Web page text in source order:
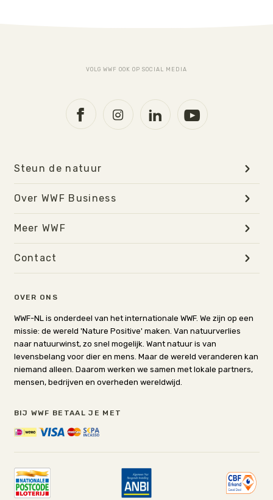
VOLG WWF OOK OP SOCIAL MEDIA
OVER ONS
WWF-NL is onderdeel van het internationale WWF. We zijn op een
missie: de wereld 'Nature Positive' maken. Van natuurverlies
naar natuurwinst, zo snel mogelijk. Want natuur is van
levensbelang voor dier en mens. Maar de wereld veranderen kan
niemand alleen. Daarom werken we samen met lokale partners,
mensen, bedrijven en overheden wereldwijd.
BIJ WWF BETAAL JE MET
Steun de natuur
Over WWF Business
Meer WWF
Contact